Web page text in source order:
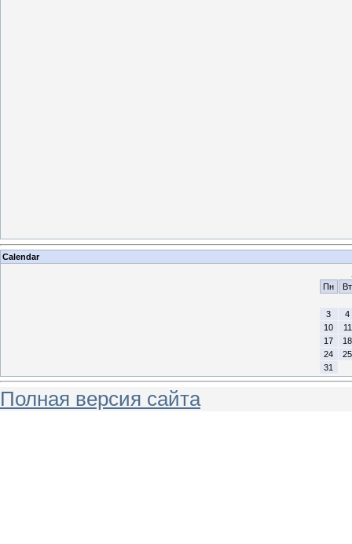
Calendar
Пн
Вт
3
4
10
11
17
18
24
25
31
Полная версия сайта